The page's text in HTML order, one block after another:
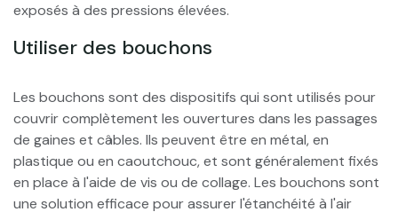
exposés à des pressions élevées.
Utiliser des bouchons
Les bouchons sont des dispositifs qui sont utilisés pour
couvrir complètement les ouvertures dans les passages
de gaines et câbles. Ils peuvent être en métal, en
plastique ou en caoutchouc, et sont généralement fixés
en place à l'aide de vis ou de collage. Les bouchons sont
une solution efficace pour assurer l'étanchéité à l'air